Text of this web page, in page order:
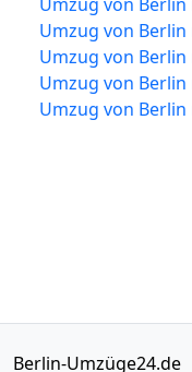
Umzug von
Umzug von Berlin
Umzug von
Umzug von
Berlin-Umzüge24.de